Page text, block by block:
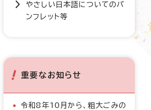
やさしい日本語についてのパ
ンフレット等
重要なお知らせ
令和8年10月から、粗大ごみの